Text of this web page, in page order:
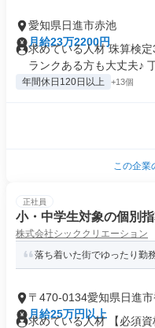
愛知県日進市赤池
月給23万2200円
求めている人材 珠算検
ランクある方も大丈夫♪ 丁
年間休日120日以上 +13個
この企業
正社員
小・中学生対象の個別
株式会社シッククリエーション
落ち着いた街でゆったり勤
〒470-0134愛知県日進
月給25万円以上
求めている人材 【必須